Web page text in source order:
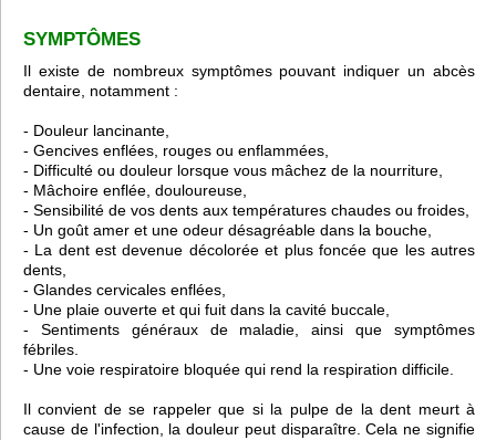
SYMPTÔMES
Il existe de nombreux symptômes pouvant indiquer un abcès
dentaire, notamment :
- Douleur lancinante,
- Gencives enflées, rouges ou enflammées,
- Difficulté ou douleur lorsque vous mâchez de la nourriture,
- Mâchoire enflée, douloureuse,
- Sensibilité de vos dents aux températures chaudes ou froides,
- Un goût amer et une odeur désagréable dans la bouche,
- La dent est devenue décolorée et plus foncée que les autres
dents,
- Glandes cervicales enflées,
- Une plaie ouverte et qui fuit dans la cavité buccale,
- Sentiments généraux de maladie, ainsi que symptômes
fébriles.
- Une voie respiratoire bloquée qui rend la respiration difficile.
Il convient de se rappeler que si la pulpe de la dent meurt à
cause de l'infection, la douleur peut disparaître. Cela ne signifie